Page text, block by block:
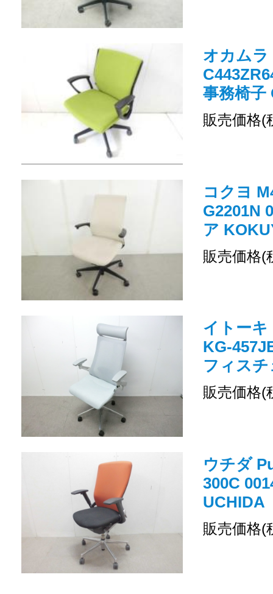
オカム
事務椅子
販売価格(
コクヨ
G2201N
ア
販売価格(
イトー
KG-
フィス
販売価格(
ウチダ
300C
UCHIDA
販売価格(